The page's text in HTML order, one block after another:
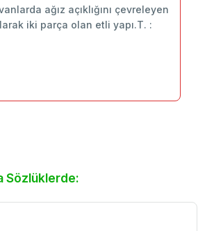
ağız açıklığını çevreleyen
iki parça olan etli yapı.T. :
Sözlüklerde: